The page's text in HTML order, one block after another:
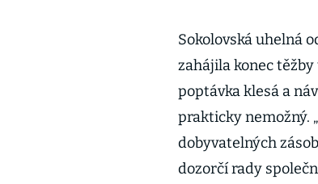
Sokolovská uhelná
zahájila konec
poptávka klesá a
prakticky nemožný.
dobyvatelných
dozorčí rady